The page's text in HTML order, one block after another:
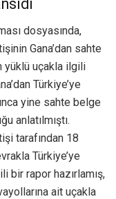
dosyasında,
Gana’dan sahte
yüklü uçakla ilgili
Türkiye’ye
yine sahte belge
anlatılmıştı.
tarafından 18
Türkiye’ye
bir rapor hazırlamış,
ait uçakla